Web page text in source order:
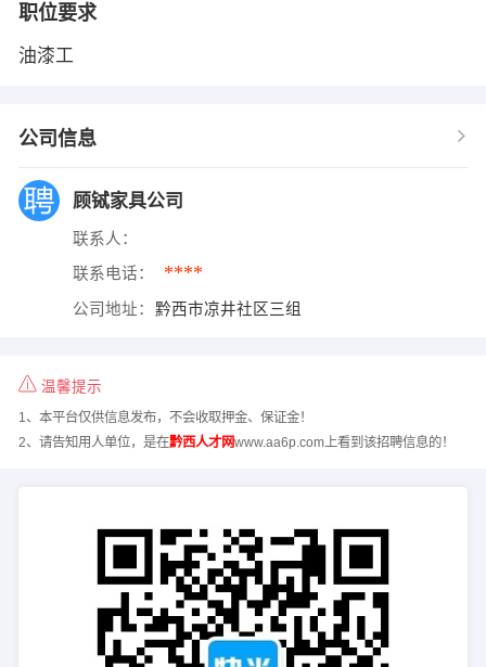
职位要求
油漆工
公司信息
顾铽家具公司
联系人：
联系电话： ****
公司地址： 黔西市凉井社区三组
温馨提示
1、本平台仅供信息发布，不会收取押金、保证金！
2、请告知用人单位，是在黔西人才网www.aa6p.com上看到该招聘信息的！